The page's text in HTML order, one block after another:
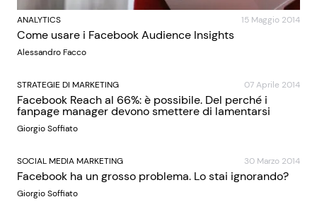
ANALYTICS 15 Maggio 2014
Come usare i Facebook Audience Insights
Alessandro Facco
STRATEGIE DI MARKETING 07 Aprile 2014
Facebook Reach al 66%: è possibile. Del perché i
fanpage manager devono smettere di lamentarsi
Giorgio Soffiato
SOCIAL MEDIA MARKETING 30 Marzo 2014
Facebook ha un grosso problema. Lo stai ignorando?
Giorgio Soffiato